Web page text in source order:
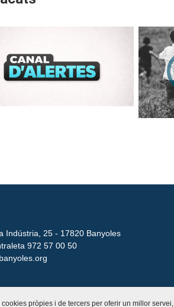
Indústria, 25 - 17820 Banyoles
972 57 00 50
pròpies i de tercers per oferir un millor servei,